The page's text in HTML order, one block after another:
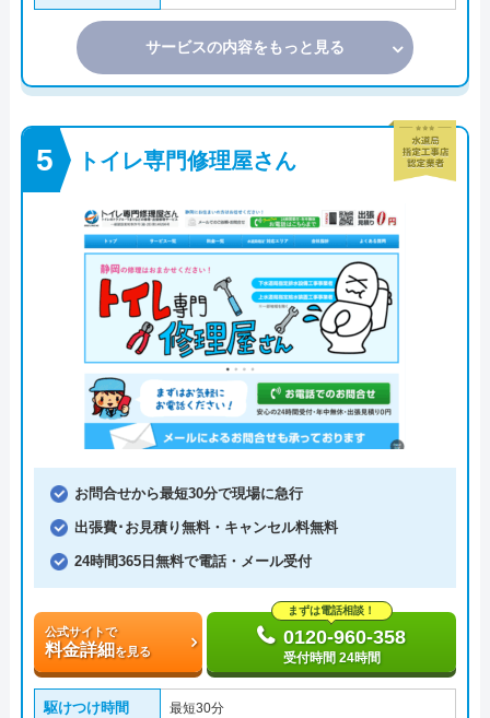
サービスの内容をもっと見る
トイレ専門修理屋さん
お問合せから最短30分で現場に急行
出張費･お見積り無料・キャンセル料無料
24時間365日無料で電話・メール受付
公式サイトで
料金詳細を見る
まずは電話相談！
0120-960-358
受付時間 24時間
駆けつけ時間 最短30分